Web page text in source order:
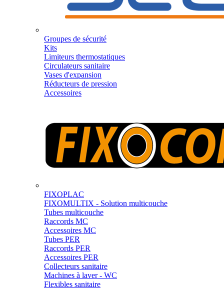
Groupes de sécurité
Kits
Limiteurs thermostatiques
Circulateurs sanitaire
Vases d'expansion
Réducteurs de pression
Accessoires
FIXOPLAC
FIXOMULTIX - Solution multicouche
Tubes multicouche
Raccords MC
Accessoires MC
Tubes PER
Raccords PER
Accessoires PER
Collecteurs sanitaire
Machines à laver - WC
Flexibles sanitaire